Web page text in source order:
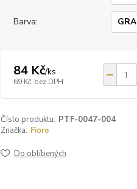
Barva:
84 Kč/ks
69 Kč bez DPH
Číslo produktu: PTF-0047-004
Značka: Fiore
Do oblíbených